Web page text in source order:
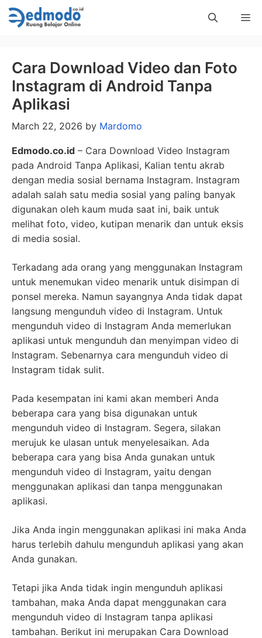
Skip
to
Cara Download Video dan Foto
Instagram di Android Tanpa
Aplikasi
March 22, 2026 by Mardomo
Edmodo.co.id – Cara Download Video Instagram
pada Android Tanpa Aplikasi, Kalian tentu akrab
dengan media sosial bernama Instagram. Instagram
adalah salah satu media sosial yang paling banyak
digunakan oleh kaum muda saat ini, baik untuk
melihat foto, video, kutipan menarik dan untuk eksis
di media sosial.
Terkadang ada orang yang menggunakan Instagram
untuk menemukan video menarik untuk disimpan di
ponsel mereka. Namun sayangnya Anda tidak dapat
langsung mengunduh video di Instagram. Untuk
mengunduh video di Instagram Anda memerlukan
aplikasi untuk mengunduh dan menyimpan video di
Instagram. Sebenarnya cara mengunduh video di
Instagram tidak sulit.
Pada kesempatan ini kami akan memberi Anda
beberapa cara yang bisa digunakan untuk
mengunduh video di Instagram. Segera, silakan
merujuk ke ulasan untuk menyelesaikan. Ada
beberapa cara yang bisa Anda gunakan untuk
mengunduh video di Instagram, yaitu dengan
menggunakan aplikasi dan tanpa menggunakan
aplikasi.
Jika Anda ingin menggunakan aplikasi ini maka Anda
harus terlebih dahulu mengunduh aplikasi yang akan
Anda gunakan.
Tetapi jika Anda tidak ingin mengunduh aplikasi
tambahan, maka Anda dapat menggunakan cara
mengunduh video di Instagram tanpa aplikasi
tambahan. Berikut ini merupakan Cara Download